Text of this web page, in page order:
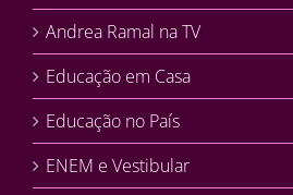
Andrea Ramal na TV
Educação em Casa
Educação no País
ENEM e Vestibular